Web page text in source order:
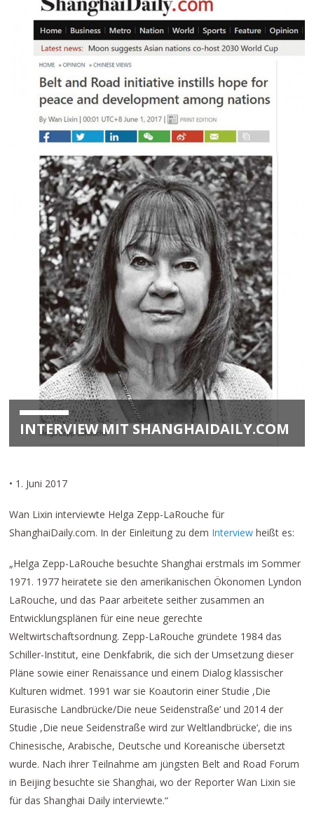
INTERVIEW MIT SHANGHAIDAILY.COM
• 1. Juni 2017
Wan Lixin interviewte Helga Zepp-LaRouche für
ShanghaiDaily.com. In der Einleitung zu dem Interviewheißt es:
„Helga Zepp-LaRouche besuchte Shanghai erstmals im Sommer
1971. 1977 heiratete sie den amerikanischen Ökonomen Lyndon
LaRouche, und das Paar arbeitete seither zusammen an
Entwicklungsplänen für eine neue gerechte
Weltwirtschaftsordnung. Zepp-LaRouche gründete 1984 das
Schiller-Institut, eine Denkfabrik, die sich der Umsetzung dieser
Pläne sowie einer Renaissance und einem Dialog klassischer
Kulturen widmet. 1991 war sie Koautorin einer Studie ,Die
Eurasische Landbrücke/Die neue Seidenstraße‘ und 2014 der
Studie ,Die neue Seidenstraße wird zur Weltlandbrücke‘, die ins
Chinesische, Arabische, Deutsche und Koreanische übersetzt
wurde. Nach ihrer Teilnahme am jüngsten Belt and Road Forum
in Beijing besuchte sie Shanghai, wo der Reporter Wan Lixin sie
für das Shanghai Daily interviewte.“